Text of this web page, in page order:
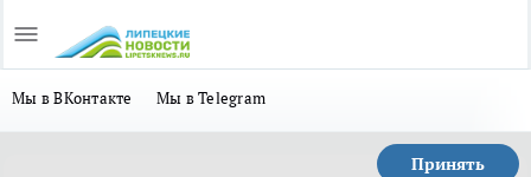
Мы в ВКонтакте Мы в Telegram
Принять